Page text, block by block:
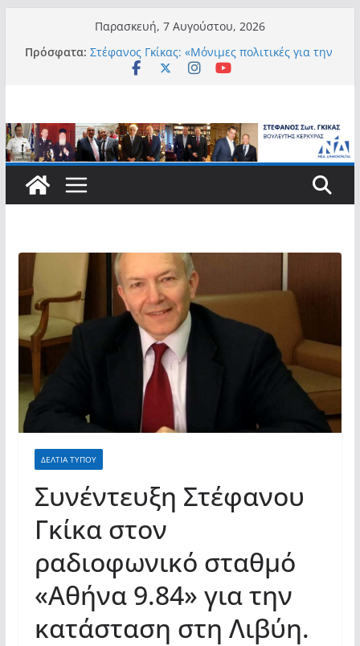
περιεχόμενο
Παρασκευή, 7 Αυγούστου, 2026
Πρόσφατα: Στέφανος Γκίκας: «Μόνιμες πολιτικές για την
αυτονομία, την αξιοπρέπεια και την ισότιμη
Στέφανος Γκίκας:
Στέφανος Γκίκας: «Η πρωτοβουλία “Smart
Island – Gov Access Booth” ενισχύει την
ισότιμη πρόσβαση των νησιωτών μας στις
911 νέους φοιτητές που επέλεξαν τα 6
Τμήματα της Κέρκυρας για τις σπουδές
τους»
Στέφανος Γκίκας: «Οι νέες προκλήσεις, όπως
η τεχνητή νοημοσύνη, η κλιματική κρίση, η
στεγαστική πίεση και η ανάγκη προστασίας
των επόμενων γενεών, επιβάλλουν
σύγχρονες και ουσιαστικές θεσμικές
απαντήσεις»
ΔΕΛΤΙΑ ΤΥΠΟΥ
Συνέντευξη Στέφανου
Γκίκα στον
ραδιοφωνικό σταθμό
«Αθήνα 9.84» για την
κατάσταση στη Λιβύη.